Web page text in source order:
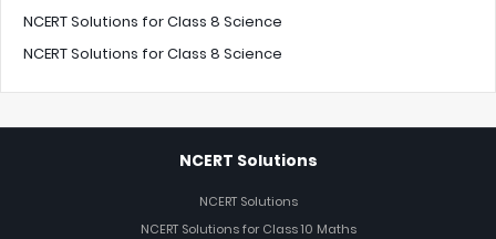
NCERT Solutions for Class 8 Science
NCERT Solutions for Class 8 Science
NCERT Solutions
NCERT Solutions
NCERT Solutions for Class 10 Maths